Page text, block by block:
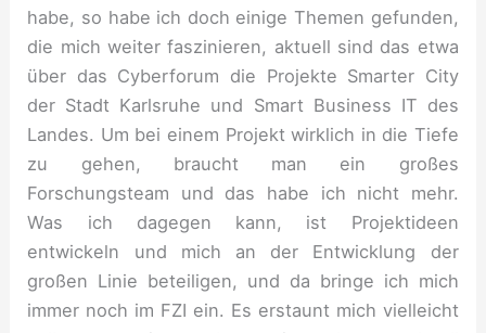
habe, so habe ich doch einige Themen gefunden,
die mich weiter faszinieren, aktuell sind das etwa
über das Cyberforum die Projekte Smarter City
der Stadt Karlsruhe und Smart Business IT des
Landes. Um bei einem Projekt wirklich in die Tiefe
zu gehen, braucht man ein großes
Forschungsteam und das habe ich nicht mehr.
Was ich dagegen kann, ist Projektideen
entwickeln und mich an der Entwicklung der
großen Linie beteiligen, und da bringe ich mich
immer noch im FZI ein. Es erstaunt mich vielleicht